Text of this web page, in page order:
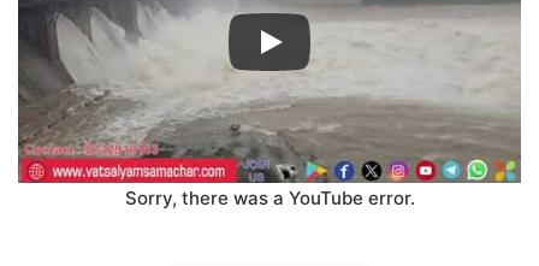
Sorry, there was a YouTube error.